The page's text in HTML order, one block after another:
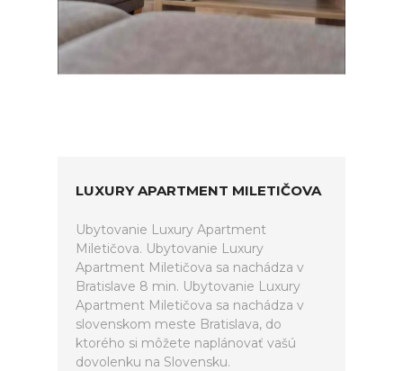
LUXURY APARTMENT MILETIČOVA
Ubytovanie Luxury Apartment
Miletičova. Ubytovanie Luxury
Apartment Miletičova sa nachádza v
Bratislave 8 min. Ubytovanie Luxury
Apartment Miletičova sa nachádza v
slovenskom meste Bratislava, do
ktorého si môžete naplánovať vašú
dovolenku na Slovensku.